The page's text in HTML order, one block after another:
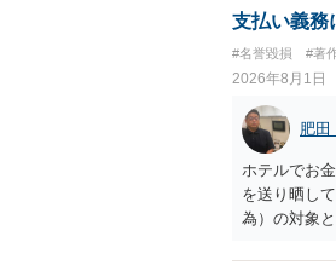
支払い義務
#名誉毀損 #著
2026年8月1日
肥田
ホテルでお
を送り晒し
為）の対象
の計算がす